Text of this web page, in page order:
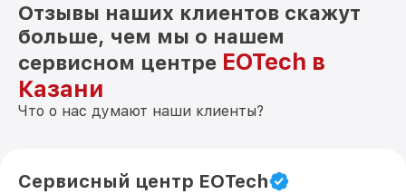
Отзывы наших клиентов скажут
больше, чем мы о нашем
сервисном центре EOTech в
Казани
Что о нас думают наши клиенты?
Сервисный центр EOTech